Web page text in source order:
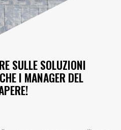
SULLE SOLUZIONI
I MANAGER DEL